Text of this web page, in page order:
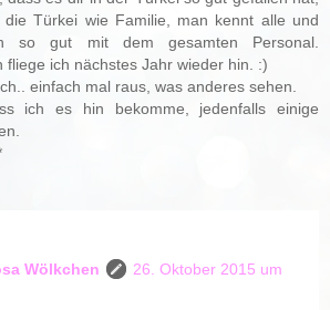
Türkei wie Familie, man kennt alle und
so gut mit dem gesamten Personal.
fliege ich nächstes Jahr wieder hin. :)
einfach mal raus, was anderes sehen.
ich es hin bekomme, jedenfalls einige
Wölkchen
26. Oktober 2015 um